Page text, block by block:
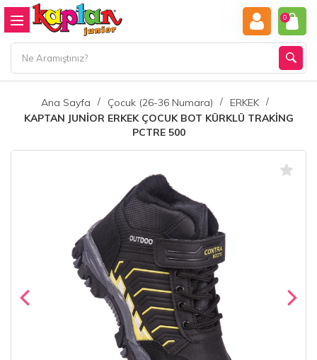
0
Ana Sayfa Çocuk (26-36 Numara)
ERKEK
KAPTAN JUNİOR ERKEK ÇOCUK BOT KÜRKLÜ TRAKİNG
PCTRE 500